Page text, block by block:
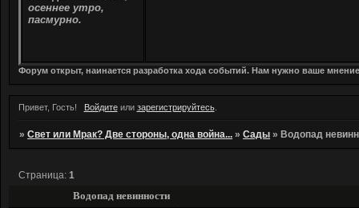
осеннее утро,
пасмурно.
Форум открыт, наинается разработка хода событий. Нам нужно ваше
Привет, Гость! Войдитеили зарегистрируйтесь.
»Свет или Мрак? Две стороны, одна война... »Сады » Водопад
Водопад невинности
Страница:1